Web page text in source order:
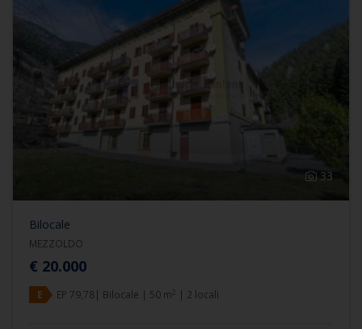
33
Bilocale
MEZZOLDO
€ 20.000
E EP 79,78| Bilocale | 50 m2 | 2 locali